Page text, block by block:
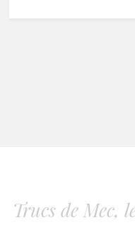
Trucs de Mec,